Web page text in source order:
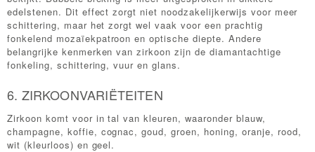
edelstenen. Dit effect zorgt niet noodzakelijkerwijs voor meer
schittering, maar het zorgt wel vaak voor een prachtig
fonkelend mozaïekpatroon en optische diepte. Andere
belangrijke kenmerken van zirkoon zijn de diamantachtige
fonkeling, schittering, vuur en glans.
6. ZIRKOONVARIËTEITEN
Zirkoon komt voor in tal van kleuren, waaronder blauw,
champagne, koffie, cognac, goud, groen, honing, oranje, rood,
wit (kleurloos) en geel.